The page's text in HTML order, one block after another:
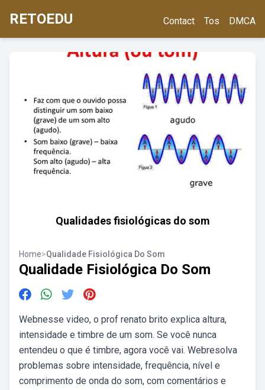
RETOEDU Contact Tos DMCA
Qualidades fisiológicas do som
Home>Qualidade Fisiológica Do Som
Qualidade Fisiológica Do Som
Webnesse video, o prof renato brito explica altura,
intensidade e timbre de um som. Se você nunca
entendeu o que é timbre, agora você vai. Webresolva
problemas sobre intensidade, frequência, nível e
comprimento de onda do som, com comentários e